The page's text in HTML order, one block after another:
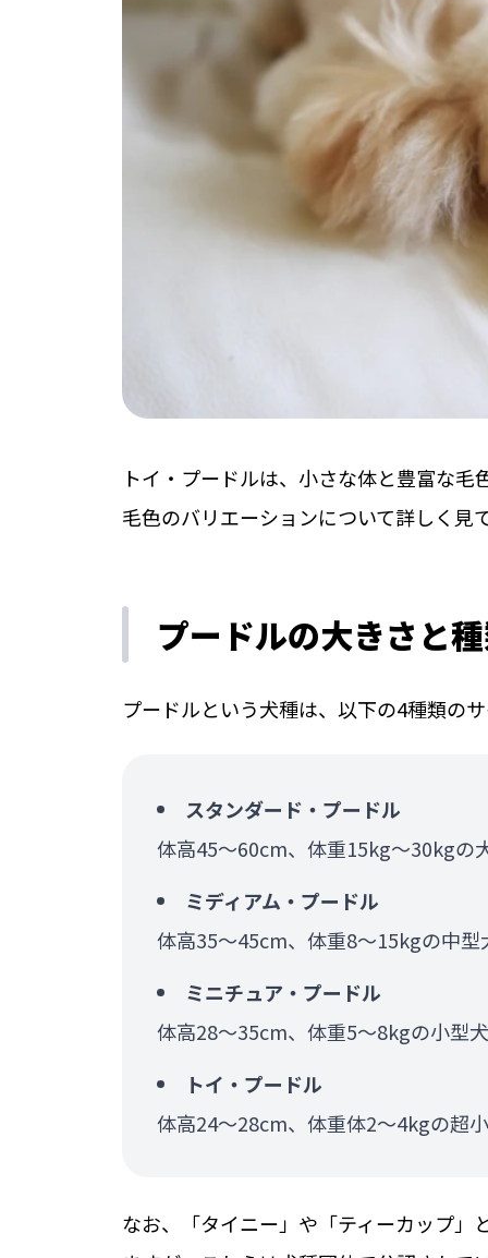
トイ・プードルは、小さな体と豊富な
毛色のバリエーションについて詳しく見
プードルの大きさと
プードルという犬種は、以下の4種類の
スタンダード・プードル
体高45〜60cm、体重15kg〜30kgの
ミディアム・プードル
体高35〜45cm、体重8〜15kgの中型
ミニチュア・プードル
体高28〜35cm、体重5〜8kgの小型犬
トイ・プードル
体高24〜28cm、体重体2～4kgの超
なお、「タイニー」や「ティーカップ